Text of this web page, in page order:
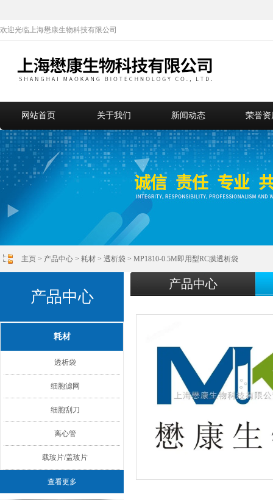
欢迎光临上海懋康生物科技有限公司
网站首页 关于我们 新闻动态 荣誉资
主页 > 产品中心 > 耗材 > 透析袋 > MP1810-0.5M即用型RC膜透析袋
产品中心
耗材
透析袋
细胞滤网
细胞刮刀
离心管
载玻片/盖玻片
查看更多
产品中心